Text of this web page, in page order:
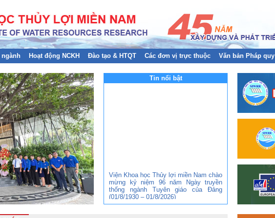
ngành Hoạt động NCKH Đào tạo & HTQT Các đơn vị trực thuộc Văn bản Pháp quy
Tin nổi bật
Viện Khoa học Thủy lợi miền Nam chào
mừng kỷ niệm 96 năm Ngày truyền
thống ngành Tuyên giáo của Đảng
(01/8/1930 – 01/8/2026)
Đảng bộ Viện Khoa học Thủy lợi miền